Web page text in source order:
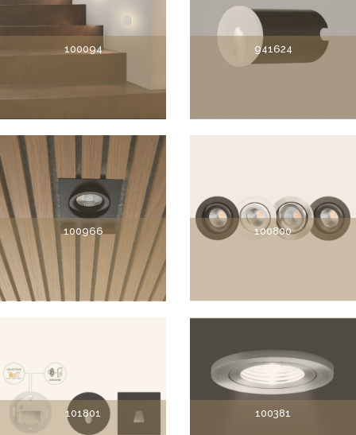
100094 941624
100966 100800
101801 100381